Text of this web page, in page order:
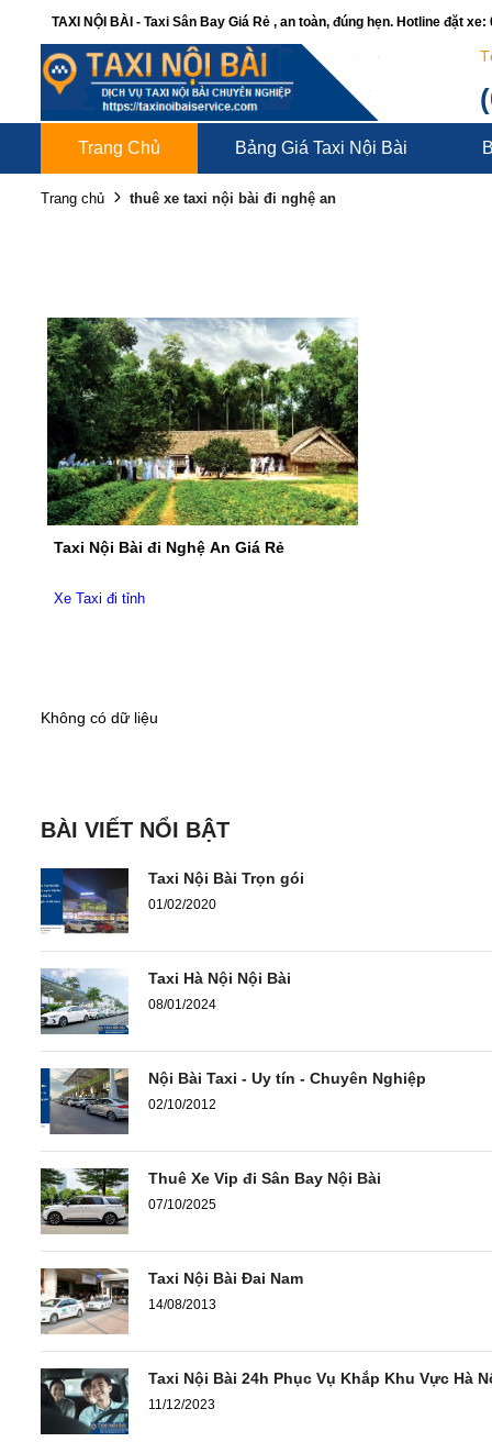
TAXI NỘI BÀI - Taxi Sân Bay Giá Rẻ , an toàn, đúng hẹn. Hotline đặt xe:
Trang Chủ Bảng Giá Taxi Nội Bài
Trang chủ thuê xe taxi nội bài đi nghệ an
Taxi Nội Bài đi Nghệ An Giá Rẻ
Xe Taxi đi tỉnh
Không có dữ liệu
BÀI VIẾT NỔI BẬT
Taxi Nội Bài Trọn gói
01/02/2020
Taxi Hà Nội Nội Bài
08/01/2024
Nội Bài Taxi - Uy tín - Chuyên Nghiệp
02/10/2012
Thuê Xe Vip đi Sân Bay Nội Bài
07/10/2025
Taxi Nội Bài Đai Nam
14/08/2013
Taxi Nội Bài 24h Phục Vụ Khắp Khu Vực Hà
11/12/2023